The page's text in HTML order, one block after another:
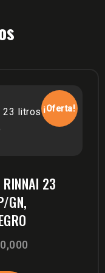
¡Oferta!
RINNAI 23
GN,